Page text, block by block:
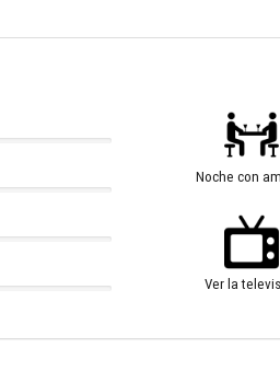
Noche con
Ver la